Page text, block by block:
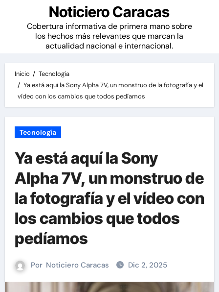
Noticiero Caracas
Cobertura informativa de primera mano sobre
los hechos más relevantes que marcan la
actualidad nacional e internacional.
Inicio
Tecnología
Ya está aquí la Sony Alpha 7V, un monstruo de la fotografía y el
vídeo con los cambios que todos pedíamos
Tecnología
Ya está aquí la Sony
Alpha 7V, un monstruo de
la fotografía y el vídeo con
los cambios que todos
pedíamos
Por Noticiero Caracas Dic 2, 2025